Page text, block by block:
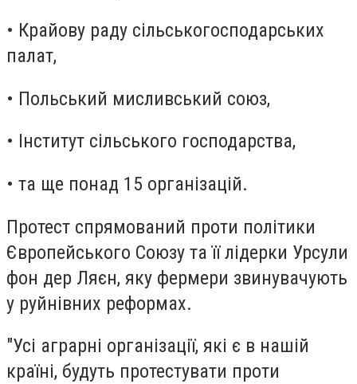
• Крайову раду сільськогосподарських
палат,
• Польський мисливський союз,
• Інститут сільського господарства,
• та ще понад 15 організацій.
Протест спрямований проти політики
Європейського Союзу та її лідерки Урсули
фон дер Ляєн, яку фермери звинувачують
у руйнівних реформах.
"Усі аграрні організації, які є в нашій
країні, будуть протестувати проти